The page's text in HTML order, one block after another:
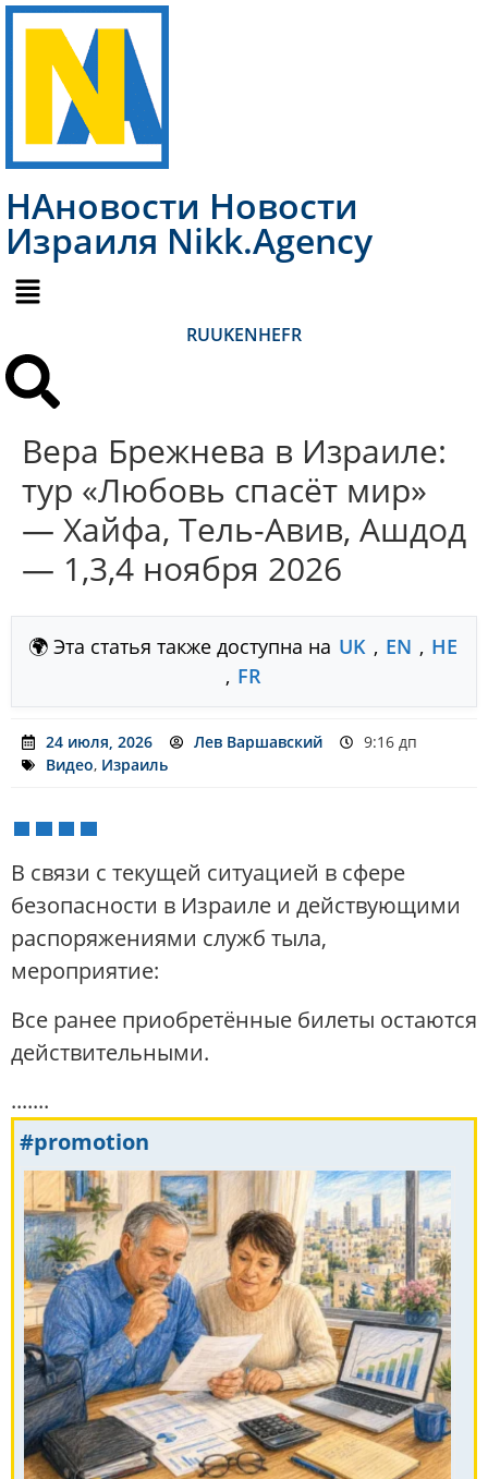
НАновости Новости
Израиля Nikk.Agency
RUUKENHEFR
Вера Брежнева в Израиле:
тур «Любовь спасёт мир»
— Хайфа, Тель-Авив, Ашдод
— 1,3,4 ноября 2026
🌍 Эта статья также доступна на UK , EN , HE
, FR
24 июля, 2026 Лев Варшавский
9:16 дп
Видео, Израиль
В связи с текущей ситуацией в сфере
безопасности в Израиле и действующими
распоряжениями служб тыла,
мероприятие:
Все ранее приобретённые билеты остаются
действительными.
.......
#promotion